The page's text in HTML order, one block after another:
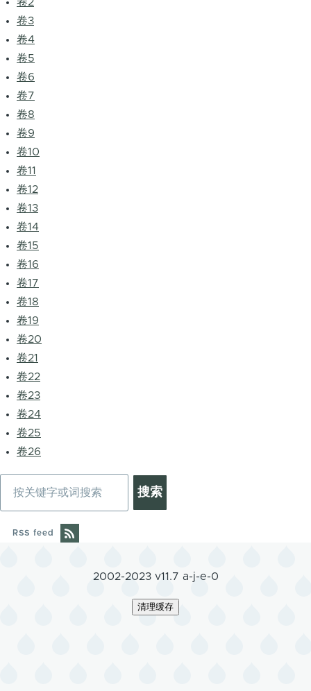
卷2
卷3
卷4
卷5
卷6
卷7
卷8
卷9
卷10
卷11
卷12
卷13
卷14
卷15
卷16
卷17
卷18
卷19
卷20
卷21
卷22
卷23
卷24
卷25
卷26
RSS feed
2002-2023 v11.7 a-j-e-0